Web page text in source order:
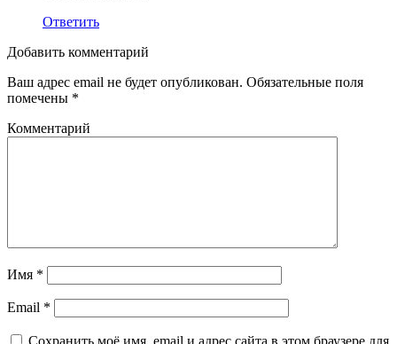
Ответить
Добавить комментарий
Ваш адрес email не будет опубликован. Обязательные поля
помечены *
Комментарий
Имя *
Email *
Сохранить моё имя, email и адрес сайта в этом браузере для